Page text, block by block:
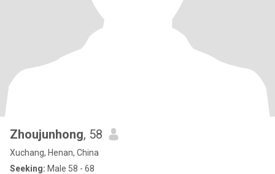
Zhoujunhong, 58
Xuchang, Henan, China
Seeking: Male 58 - 68